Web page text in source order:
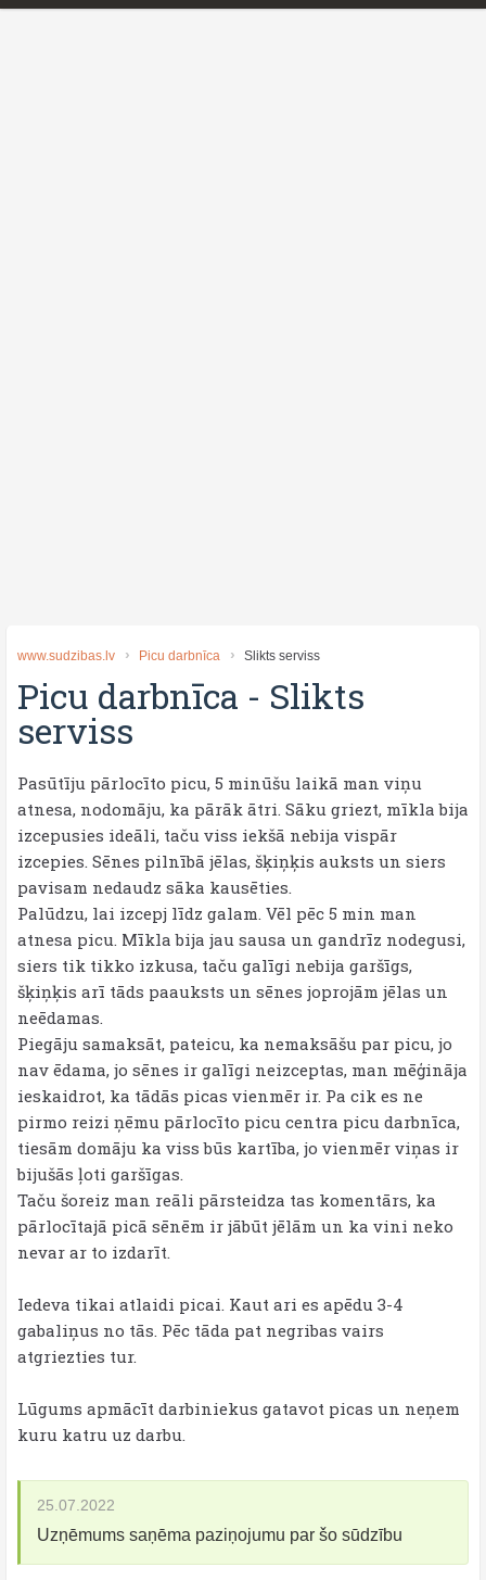
www.sudzibas.lv Picu darbnīca Slikts serviss
Picu darbnīca - Slikts
serviss
Pasūtīju pārlocīto picu, 5 minūšu laikā man viņu
atnesa, nodomāju, ka pārāk ātri. Sāku griezt, mīkla bija
izcepusies ideāli, taču viss iekšā nebija vispār
izcepies. Sēnes pilnībā jēlas, šķiņķis auksts un siers
pavisam nedaudz sāka kausēties.
Palūdzu, lai izcepj līdz galam. Vēl pēc 5 min man
atnesa picu. Mīkla bija jau sausa un gandrīz nodegusi,
siers tik tikko izkusa, taču galīgi nebija garšīgs,
šķiņķis arī tāds paauksts un sēnes joprojām jēlas un
neēdamas.
Piegāju samaksāt, pateicu, ka nemaksāšu par picu, jo
nav ēdama, jo sēnes ir galīgi neizceptas, man mēģināja
ieskaidrot, ka tādās picas vienmēr ir. Pa cik es ne
pirmo reizi ņēmu pārlocīto picu centra picu darbnīca,
tiesām domāju ka viss būs kartība, jo vienmēr viņas ir
bijušās ļoti garšīgas.
Taču šoreiz man reāli pārsteidza tas komentārs, ka
pārlocītajā picā sēnēm ir jābūt jēlām un ka vini neko
nevar ar to izdarīt.
Iedeva tikai atlaidi picai. Kaut ari es apēdu 3-4
gabaliņus no tās. Pēc tāda pat negribas vairs
atgriezties tur.
Lūgums apmācīt darbiniekus gatavot picas un neņem
kuru katru uz darbu.
25.07.2022
Uzņēmums saņēma paziņojumu par šo sūdzību